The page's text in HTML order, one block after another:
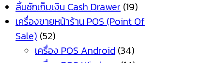
ลิ้นชักเก็บเงิน Cash Drawer (19)
เครื่องขายหน้าร้าน POS (Point Of
Sale) (52)
เครื่อง POS Android (34)